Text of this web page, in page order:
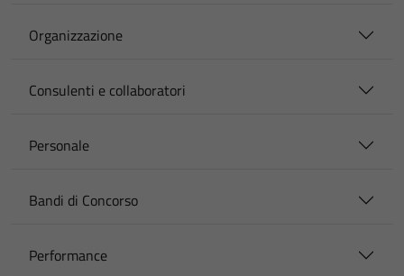
Organizzazione
Consulenti e collaboratori
Personale
Bandi di Concorso
Performance